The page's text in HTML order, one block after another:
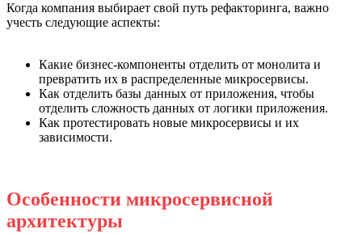
Когда компания выбирает свой путь рефакторинга, важно
учесть следующие аспекты:
Какие бизнес-компоненты отделить от монолита и
превратить их в распределенные микросервисы.
Как отделить базы данных от приложения, чтобы
отделить сложность данных от логики приложения.
Как протестировать новые микросервисы и их
зависимости.
Особенности микросервисной
архитектуры